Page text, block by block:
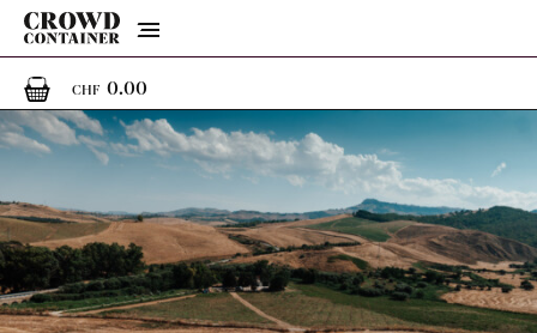
Menu
CHF 0.000 Artikel im Warenkorb